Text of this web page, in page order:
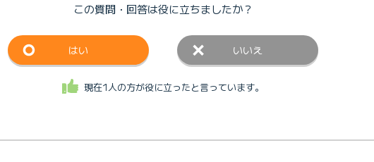
この質問・回答は役に立ちましたか？
はい いいえ
現在1人の方が役に立ったと言っています。